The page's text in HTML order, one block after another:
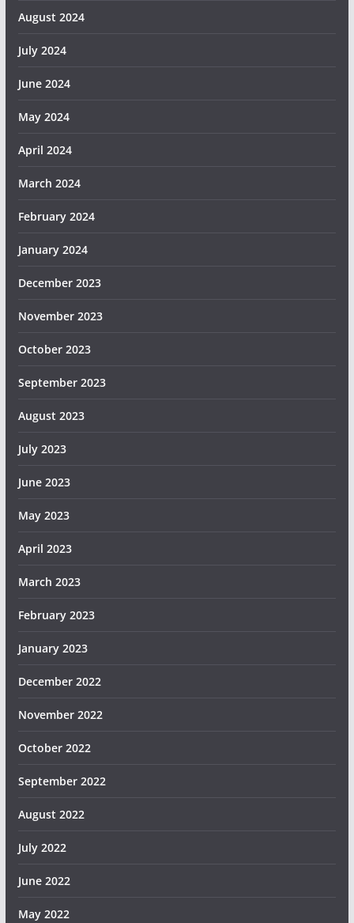
August 2024
July 2024
June 2024
May 2024
April 2024
March 2024
February 2024
January 2024
December 2023
November 2023
October 2023
September 2023
August 2023
July 2023
June 2023
May 2023
April 2023
March 2023
February 2023
January 2023
December 2022
November 2022
October 2022
September 2022
August 2022
July 2022
June 2022
May 2022